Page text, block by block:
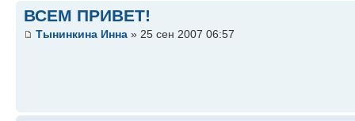
ВСЕМ ПРИВЕТ!
Тынинкина Инна » 25 сен 2007 06:57